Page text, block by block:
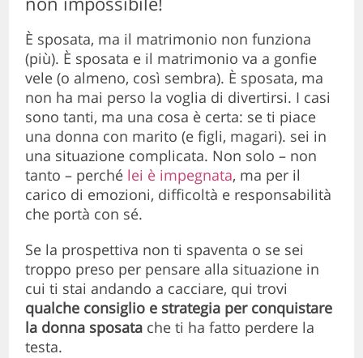
È sposata, ma il matrimonio non funziona
(più). È sposata e il matrimonio va a gonfie
vele (o almeno, così sembra). È sposata, ma
non ha mai perso la voglia di divertirsi. I casi
sono tanti, ma una cosa è certa: se ti piace
una donna con marito (e figli, magari). sei in
una situazione complicata. Non solo – non
tanto – perché lei è impegnata, ma per il
carico di emozioni, difficoltà e responsabilità
che portà con sé.
Se la prospettiva non ti spaventa o se sei
troppo preso per pensare alla situazione in
cui ti stai andando a cacciare, qui trovi
qualche consiglio e strategia per conquistare
la donna sposata che ti ha fatto perdere la
testa.